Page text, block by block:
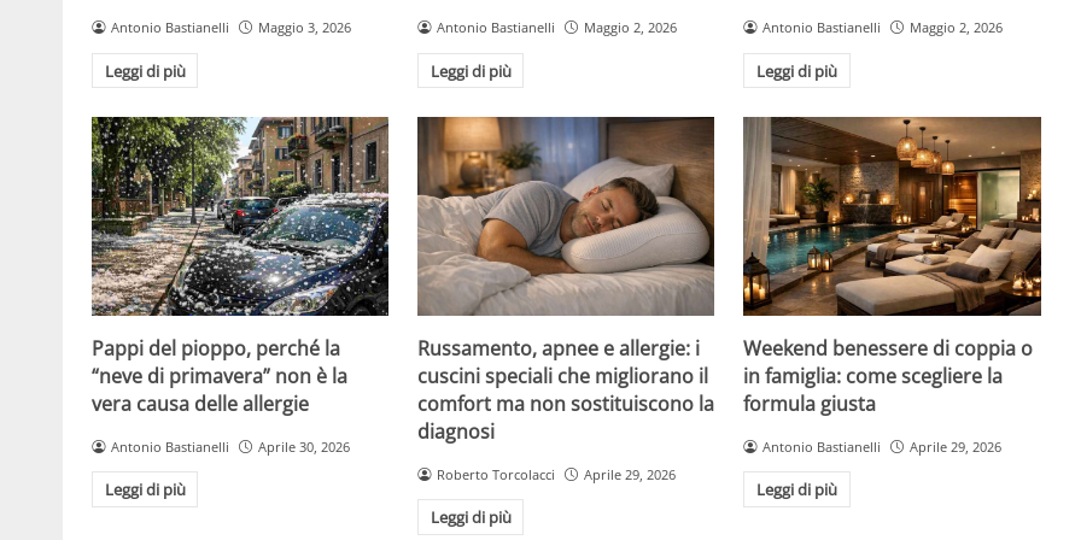
Antonio Bastianelli Maggio 3, 2026
Leggi di più
Antonio Bastianelli Maggio 2, 2026
Leggi di più
Antonio Bastianelli Maggio 2, 2026
Leggi di più
Pappi del pioppo, perché la
“neve di primavera” non è la
vera causa delle allergie
Antonio Bastianelli Aprile 30, 2026
Leggi di più
Russamento, apnee e allergie: i
cuscini speciali che migliorano il
comfort ma non sostituiscono la
diagnosi
Roberto Torcolacci Aprile 29, 2026
Leggi di più
Weekend benessere di coppia o
in famiglia: come scegliere la
formula giusta
Antonio Bastianelli Aprile 29, 2026
Leggi di più